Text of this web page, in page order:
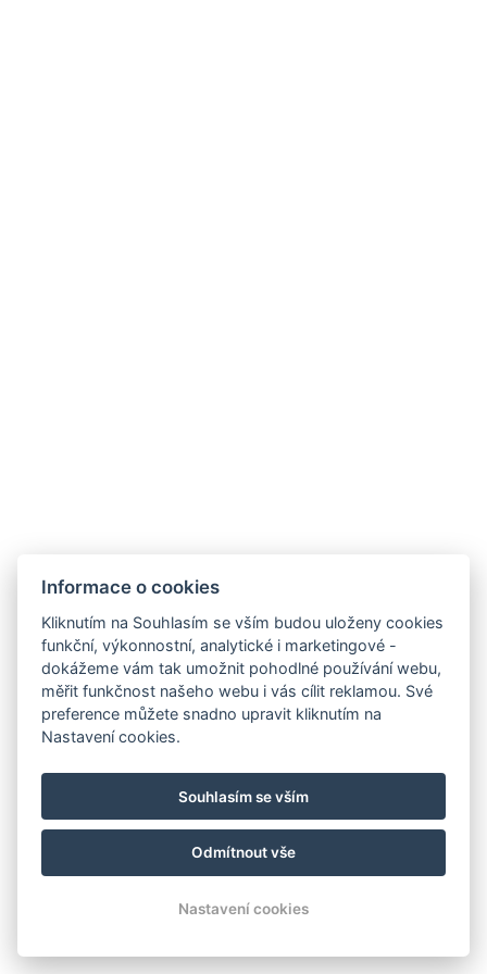
AMBIENTE WELLNESS & SPA HOTEL
Rezervace
Informace o cookies
Kliknutím na Souhlasím se vším budou uloženy cookies
funkční, výkonnostní, analytické i marketingové -
dokážeme vám tak umožnit pohodlné používání webu,
měřit funkčnost našeho webu i vás cílit reklamou. Své
preference můžete snadno upravit kliknutím na
Nastavení cookies.
Souhlasím se vším
Odmítnout vše
Nastavení cookies